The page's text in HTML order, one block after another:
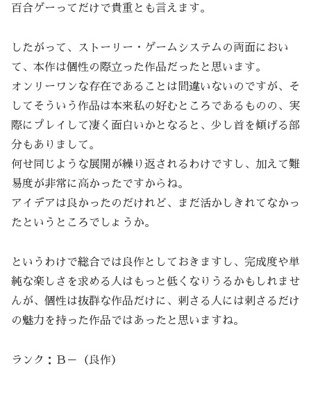
百合ゲーってだけで貴重とも言えます。
したがって、ストーリー・ゲームシステムの両面におい
て、本作は個性の際立った作品だったと思います。
オンリーワンな存在であることは間違いないのですが、そ
してそういう作品は本来私の好むところであるものの、実
際にプレイして凄く面白いかとなると、少し首を傾げる部
分もありまして。
何せ同じような展開が繰り返されるわけですし、加えて難
易度が非常に高かったですからね。
アイデアは良かったのだけれど、まだ活かしきれてなかっ
たというところでしょうか。
というわけで総合では良作としておきますし、完成度や単
純な楽しさを求める人はもっと低くなりうるかもしれませ
んが、個性は抜群な作品だけに、刺さる人には刺さるだけ
の魅力を持った作品ではあったと思いますね。
ランク：Ｂ－（良作）